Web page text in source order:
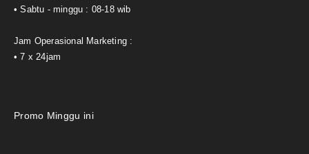
• Sabtu - minggu : 08-18 wib
Jam Operasional Marketing :
• 7 x 24jam
Promo Minggu ini